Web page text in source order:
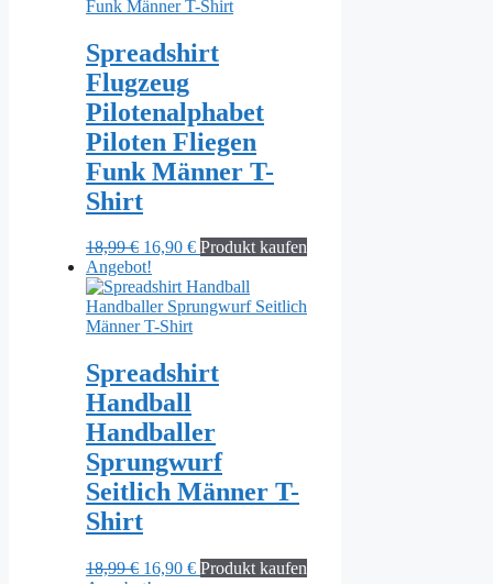
Spreadshirt
Flugzeug
Pilotenalphabet
Piloten Fliegen
Funk Männer T-
Shirt
18,99€ Ursprünglicher
Preis
war:
18,99 €
16,90 €Aktueller
ist:
16,90 €.
Produkt kaufen
Angebot!
Spreadshirt
Handball
Handballer
Sprungwurf
Seitlich Männer T-
Shirt
18,99€ Ursprünglicher
16,90 €Aktueller
Produkt kaufen